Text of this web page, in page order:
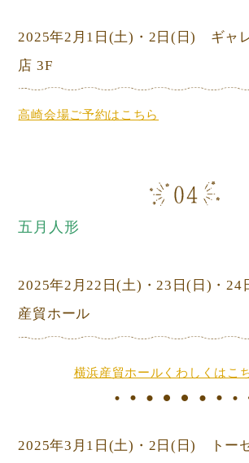
2025年2月1日 (土) ・2日 (日) ギャ
店 3F
高崎会場ご予約はこちら
五月人形
2025年2月22日(土) ・23日(日) ・24
産貿ホール
横浜産貿ホールくわしくはこ
2025年3月1日 (土) ・2日 (日) トー